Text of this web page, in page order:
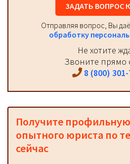
ЗАДАТЬ ВОПРОС
Отправляя вопрос, Вы
обработку
Не хотите
Звоните прямо
8 (800)
Получите
опытного юриста по
сейчас